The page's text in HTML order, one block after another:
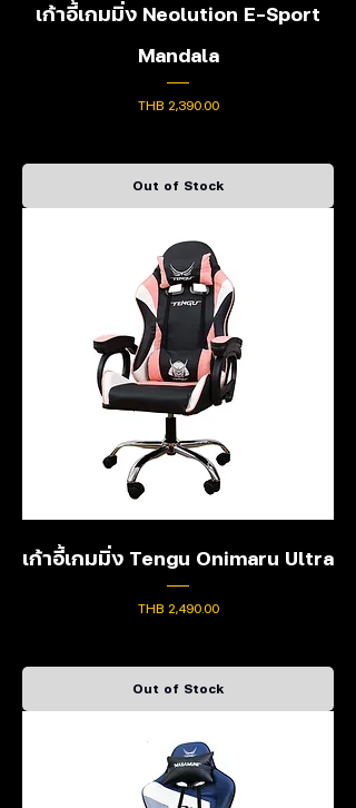
เก้าอี้เกมมิ่ง Neolution E-Sport
Mandala
Price
THB 2,390.00
Out of Stock
เก้าอี้เกมมิ่ง Tengu Onimaru Ultra
Price
THB 2,490.00
Out of Stock